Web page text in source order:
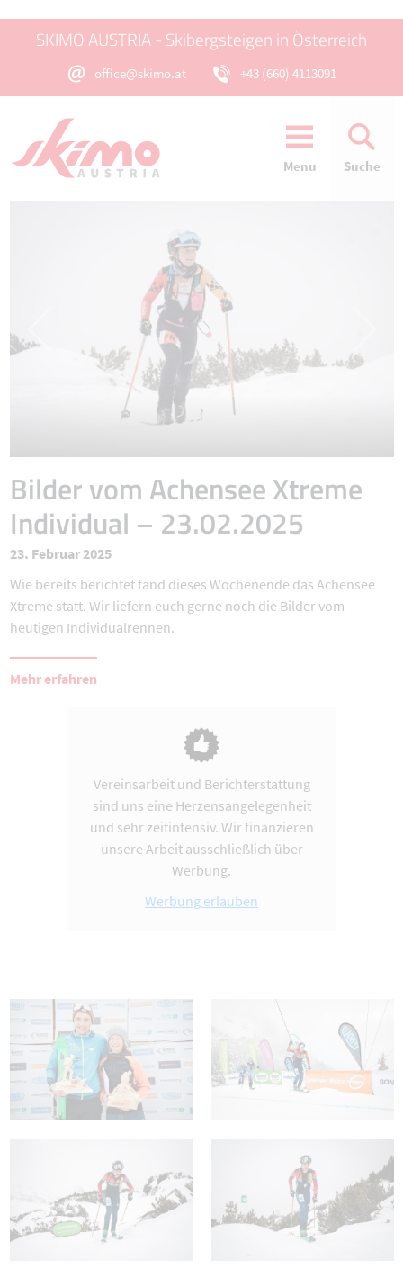
SKIMO AUSTRIA - Skibergsteigen in Österreich
office@skimo.at +43 (660) 4113091
Menu Suche
Bilder vom Achensee Xtreme
Individual – 23.02.2025
23. Februar 2025
Wie bereits berichtet fand dieses Wochenende das Achensee
Xtreme statt. Wir liefern euch gerne noch die Bilder vom
heutigen Individualrennen.
Mehr erfahren
Vereinsarbeit und Berichterstattung
sind uns eine Herzensangelegenheit
und sehr zeitintensiv. Wir finanzieren
unsere Arbeit ausschließlich über
Werbung.
Werbung erlauben